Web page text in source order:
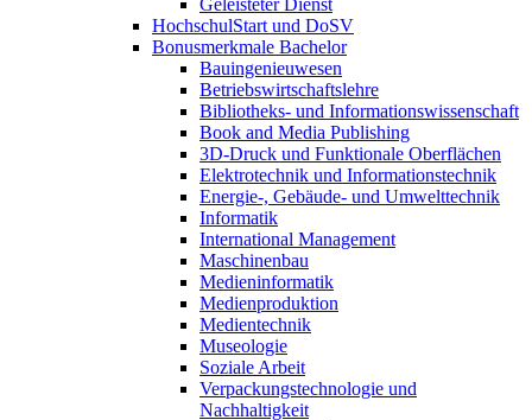
Geleisteter Dienst
HochschulStart und DoSV
Bonusmerkmale Bachelor
Bauingenieuwesen
Betriebswirtschaftslehre
Bibliotheks- und Informationswissenschaft
Book and Media Publishing
3D-Druck und Funktionale Oberflächen
Elektrotechnik und Informationstechnik
Energie-, Gebäude- und Umwelttechnik
Informatik
International Management
Maschinenbau
Medieninformatik
Medienproduktion
Medientechnik
Museologie
Soziale Arbeit
Verpackungstechnologie und
Nachhaltigkeit